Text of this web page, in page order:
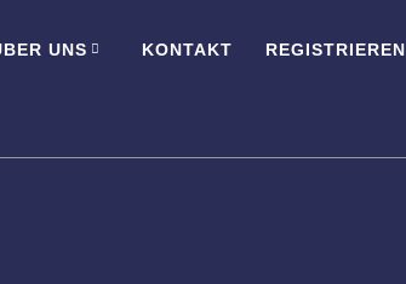
UNS KONTAKT REGISTRIEREN